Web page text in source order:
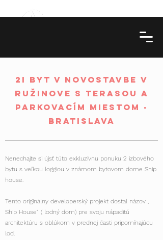
2i byt v novostavbe v
ružinove s terasou a
parkovacím miestom -
bratislava
Nenechajte si újsť túto exkluzívnu ponuku 2 izbového
bytu s veľkou loggiou v známom bytovom dome Ship
house.
Tento originálny developerský projekt dostal názov „
Ship House“ ( lodný dom) pre svoju nápaditú
architektúru s oblúkom v prednej časti pripomínajúcu
loď.